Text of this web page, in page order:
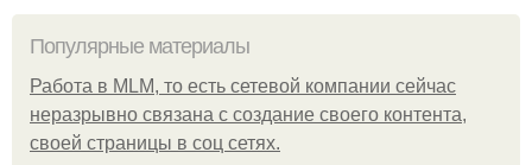
Популярные материалы
Работа в MLM, то есть сетевой компании сейчас
неразрывно связана с создание своего контента,
своей страницы в соц сетях.